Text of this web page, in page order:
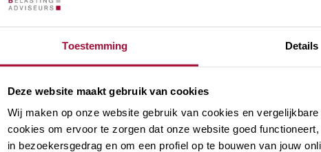
Toestemming Details
Deze website maakt gebruik van cookies
Wij maken op onze website gebruik van cookies en
cookies om ervoor te zorgen dat onze website goed
in bezoekersgedrag en om een profiel op te bouwen van jouw